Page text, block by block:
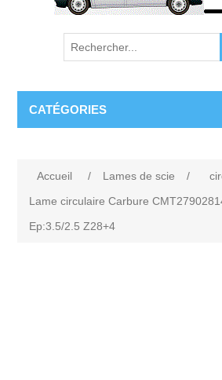
CATÉGORIES
Accueil / Lames de scie /
Lame circulaire Carbure
Ep:3.5/2.5 Z28+4